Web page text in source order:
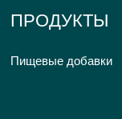
ПРОДУКТЫ
Пищевые добавки